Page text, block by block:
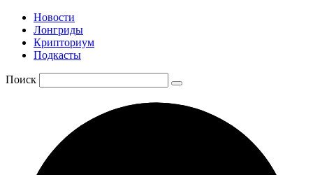
Новости
Лонгриды
Крипториум
Подкасты
Поиск